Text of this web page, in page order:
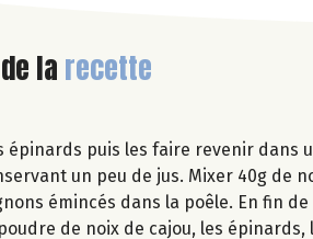
de la recette
épinards puis les faire revenir dans
un peu de jus. Mixer 40g de
émincés dans la poêle. En fin
de noix de cajou, les